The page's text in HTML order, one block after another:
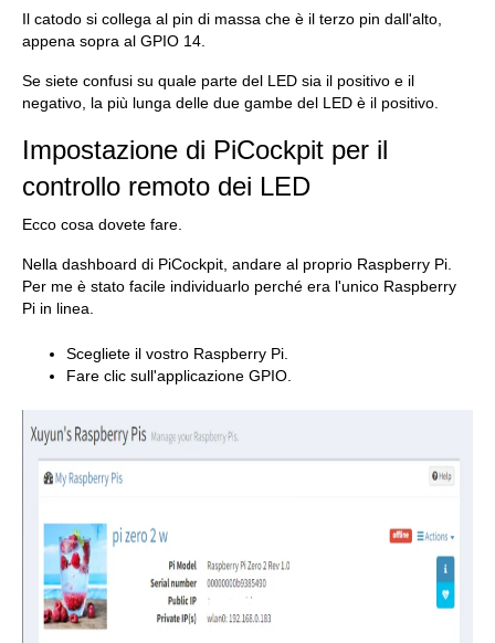
Il catodo si collega al pin di massa che è il terzo pin dall'alto,
appena sopra al GPIO 14.
Se siete confusi su quale parte del LED sia il positivo e il
negativo, la più lunga delle due gambe del LED è il positivo.
Impostazione di PiCockpit per il
controllo remoto dei LED
Ecco cosa dovete fare.
Nella dashboard di PiCockpit, andare al proprio Raspberry Pi.
Per me è stato facile individuarlo perché era l'unico Raspberry
Pi in linea.
Scegliete il vostro Raspberry Pi.
Fare clic sull'applicazione GPIO.